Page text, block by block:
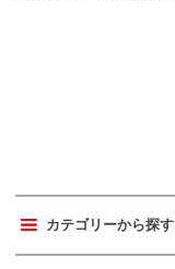
カテゴリーから探す